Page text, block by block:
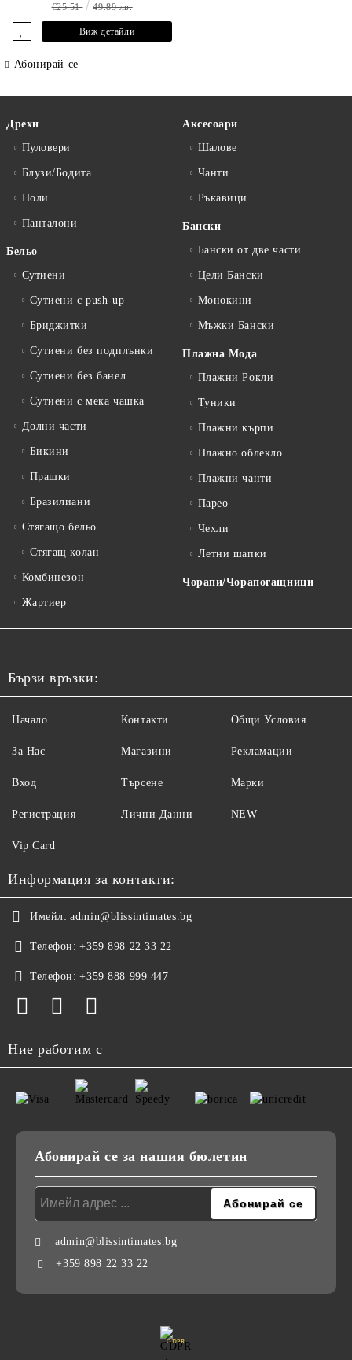
€25.51 49.89 лв.
Виж детайли
Абонирай се
Дрехи
Пуловери
Блузи/Бодита
Поли
Панталони
Бельо
Сутиени
Сутиени с push-up
Бриджитки
Сутиени без подплънки
Сутиени без банел
Сутиени с мека чашка
Долни части
Бикини
Прашки
Бразилиани
Стягащо бельо
Стягащ колан
Комбинезон
Жартиер
Аксесоари
Шалове
Чанти
Ръкавици
Бански
Бански от две части
Цели Бански
Монокини
Мъжки Бански
Плажна Мода
Плажни Рокли
Туники
Плажни кърпи
Плажно облекло
Плажни чанти
Парео
Чехли
Летни шапки
Чорапи/Чорапогащници
Бързи връзки:
Начало
За Нас
Вход
Регистрация
Контакти
Магазини
Търсене
Лични Данни
Общи Условия
Рекламации
Марки
NEW
Vip Card
Информация за контакти:
Имейл: admin@blissintimates.bg
Телефон: +359 898 22 33 22
Телефон: +359 888 999 447
Ние работим с
Абонирай се за нашия бюлетин
admin@blissintimates.bg
+359 898 22 33 22
GDPR